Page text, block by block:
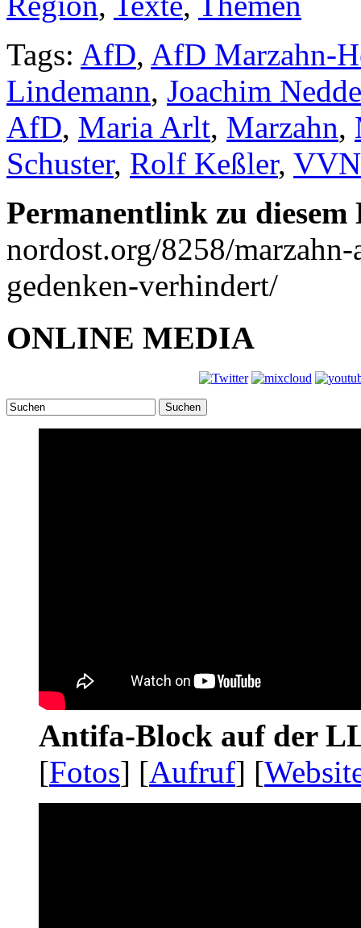
Tags: AfD, AfD Marzahn-
Lindemann, Joachim
AfD, Maria Arlt, Marzahn,
Schuster, Rolf Keßler,
Permanentlink zu
nordost.org/8258/
gedenken-verhindert/
ONLINE MEDIA
Suchen
Antifa-Block auf der
[Fotos] [Aufruf] [